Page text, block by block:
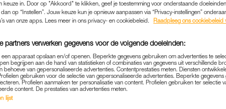
BELEEFT ZESTIEN UUR
DOOR BALI: 'VEILIG
ONS NIET GEVOELD'
EVEN WEG|LINDA.
04-08-2024 | MICHELLE VAN DER MOLEN
leven’ en genieten van de rust die een
keuze in. Door op "Akkoord" te klikken, geef je toestemming voor onderstaande
op “Instellen”. Jouw keuze kun je opnieuw aanpassen via “Privacy-instellingen”
van onze apps. Lees meer in ons privacy- en cookiebeleid.
Raadpleeg ons cookiebeleid
partners verwerken gegevens voor de volgende doeleinden:
apparaat opslaan en/of openen. Beperkte gegevens gebruiken om advertenties te
begrijpen aan de hand van statistieken of combinaties van gegevens uit verschillende
behoeve van gepersonaliseerde advertenties. Contentprestaties meten. Diensten
gebruiken voor de selectie van gepersonaliseerde advertenties. Beperkte
Profielen aanmaken ter personalisatie van content. Profielen gebruiken ter selectie
content. De prestaties van advertenties meten.
lijst